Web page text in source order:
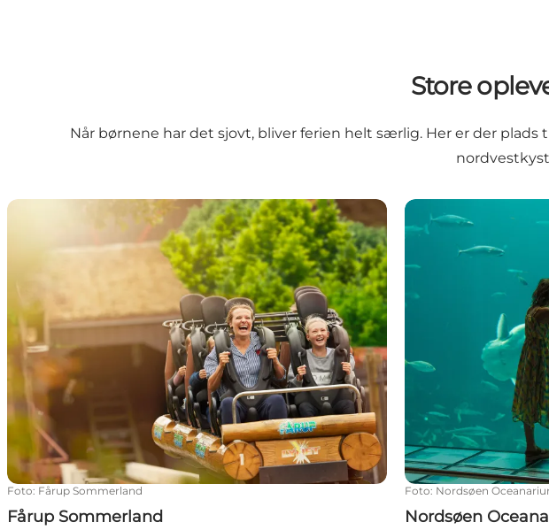
Store
Når børnene har det sjovt, bliver ferien helt særlig. Her er der
Fårup Sommerland
Foto: Fårup Sommerland
Fårup Sommerland
Nordsøen
Foto: Nordsøen
Nordsøen